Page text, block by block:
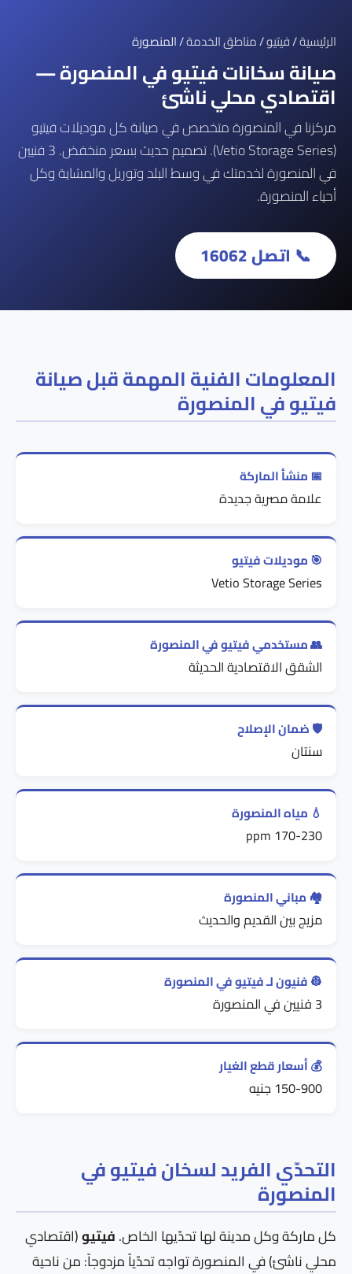
الرئيسية/فيتيو/مناطق الخدمة/ المنصورة
صيانة سخانات فيتيو في المنصورة —
اقتصادي محلي ناشئ
مركزنا في المنصورة متخصص في صيانة كل موديلات فيتيو
(Vetio Storage Series). تصميم حديث بسعر منخفض. 3 فنيين
في المنصورة لخدمتك في وسط البلد وتوريل والمشاية وكل
أحياء المنصورة.
📞 اتصل 16062
المعلومات الفنية المهمة قبل صيانة
فيتيو في المنصورة
📅 منشأ الماركة
علامة مصرية جديدة
🎯 موديلات فيتيو
Vetio Storage Series
👥 مستخدمي فيتيو في المنصورة
الشقق الاقتصادية الحديثة
🛡️ ضمان الإصلاح
سنتان
💧 مياه المنصورة
170-230 ppm
🏘️ مباني المنصورة
مزيج بين القديم والحديث
👷 فنيون لـ فيتيو في المنصورة
3 فنيين في المنصورة
💰 أسعار قطع الغيار
150-900 جنيه
التحدّي الفريد لسخان فيتيو في
المنصورة
كل ماركة وكل مدينة لها تحدّيها الخاص.فيتيو(اقتصادي
محلي ناشئ) في المنصورة تواجه تحدّياً مزدوجاً: من ناحية